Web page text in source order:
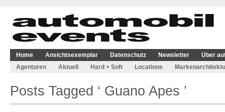
Home Ansichtsexemplar Datenschutz Newsletter
Über
Agenturen
Aktuell Hard + Soft Locations
Posts Tagged ‘ Guano Apes ’